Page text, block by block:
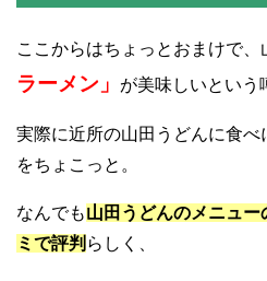
ここからはちょっとおまけで、
ラーメン」
が美味しいという
実際に近所の山田うどんに食
をちょこっと。
なんでも山田うどんのメニュ
ミで評判 らしく、